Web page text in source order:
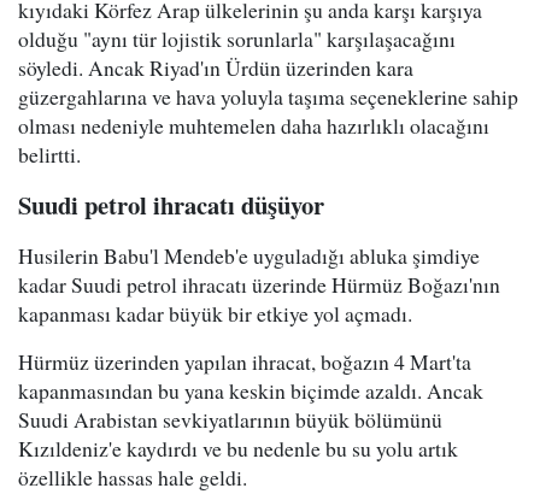
kıyıdaki Körfez Arap ülkelerinin şu anda karşı karşıya
olduğu "aynı tür lojistik sorunlarla" karşılaşacağını
söyledi. Ancak Riyad'ın Ürdün üzerinden kara
güzergahlarına ve hava yoluyla taşıma seçeneklerine sahip
olması nedeniyle muhtemelen daha hazırlıklı olacağını
belirtti.
Suudi petrol ihracatı düşüyor
Husilerin Babu'l Mendeb'e uyguladığı abluka şimdiye
kadar Suudi petrol ihracatı üzerinde Hürmüz Boğazı'nın
kapanması kadar büyük bir etkiye yol açmadı.
Hürmüz üzerinden yapılan ihracat, boğazın 4 Mart'ta
kapanmasından bu yana keskin biçimde azaldı. Ancak
Suudi Arabistan sevkiyatlarının büyük bölümünü
Kızıldeniz'e kaydırdı ve bu nedenle bu su yolu artık
özellikle hassas hale geldi.